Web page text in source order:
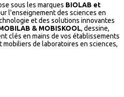
sous les marques BIOLAB et
l'enseignement des sciences en
et des solutions innovantes
& MOBISKOOL, dessine,
clés en mains de vos établissements
de laboratoires en sciences,